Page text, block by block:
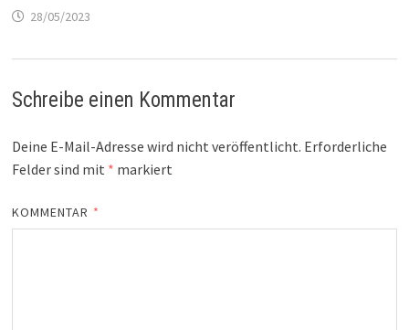
28/05/2023
Schreibe einen Kommentar
Deine E-Mail-Adresse wird nicht veröffentlicht. Erforderliche
Felder sind mit * markiert
KOMMENTAR *